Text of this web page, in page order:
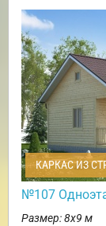
КАРКАС ИЗ
№107
Размер: 8х9 м